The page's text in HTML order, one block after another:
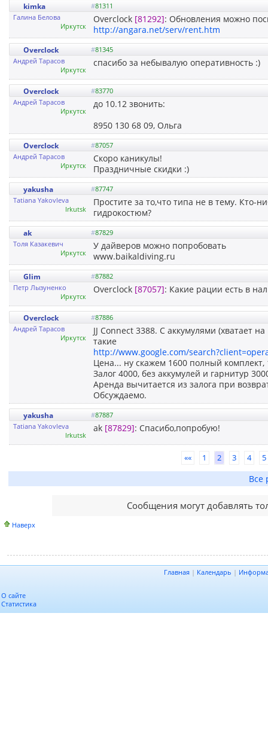
kimka #81311
Галина Белова
Иркутск
Overclock [81292]: Обновления можно
http://angara.net/serv/rent.htm
Overclock #81345
Андрей Тарасов
Иркутск
спасибо за небывалую оперативность :)
Overclock #83770
Андрей Тарасов
Иркутск
до 10.12 звонить:
8950 130 68 09, Ольга
Overclock #87057
Андрей Тарасов
Иркутск
Скоро каникулы!
Праздничные скидки :)
yakusha #87747
Tatiana Yakovleva
Irkutsk
Простите за то,что типа не в тему. Кто-
гидрокостюм?
ak #87829
Толя Казакевич
Иркутск
У дайверов можно попробовать
www.baikaldiving.ru
Glim #87882
Петр Лызуненко
Иркутск
Overclock [87057]: Какие рации есть в
Overclock #87886
Андрей Тарасов
Иркутск
JJ Connect 3388. С аккумулями (хватает
такие
http://www.google.com/
Цена... ну скажем 1600 полный комплект,
Залог 4000, без аккумулей и гарнитур
Аренда вычитается из залога при
Обсуждаемо.
yakusha #87887
Tatiana Yakovleva
Irkutsk
ak [87829]: Спасибо,попробую!
«« 1 2 3 4 5
Все
Сообщения могут добавлять
Наверх
Главная | Календарь |
О сайте
Статистика